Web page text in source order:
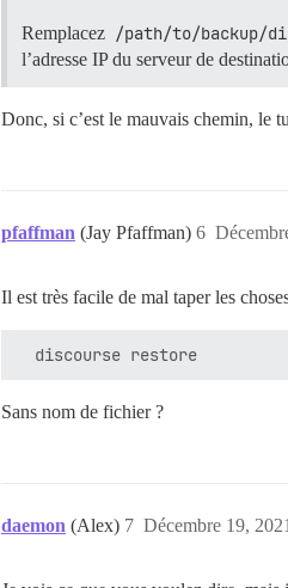
Remplacez /path/to/backup/
l’adresse IP du serveur de
Donc, si c’est le mauvais chemin, le
pfaffman (Jay Pfaffman) 6
Il est très facile de mal taper les
Sans nom de fichier ?
daemon (Alex) Décembre 19,
7